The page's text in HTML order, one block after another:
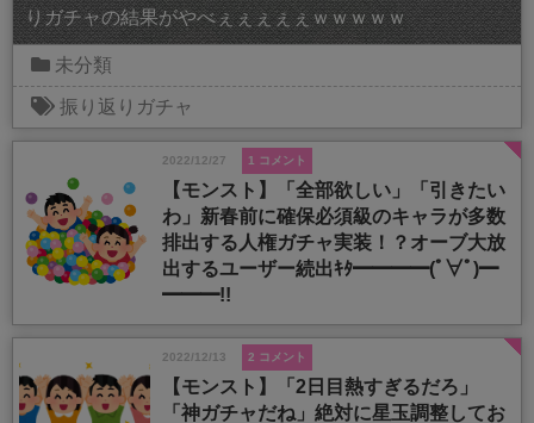
りガチャの結果がやべぇぇぇぇぇｗｗｗｗｗ
未分類
振り返りガチャ
2022/12/27 1 コメント
【モンスト】「全部欲しい」「引きたい
わ」新春前に確保必須級のキャラが多数
排出する人権ガチャ実装！？オーブ大放
出するユーザー続出ｷﾀ━━━━(ﾟ∀ﾟ)━
━━━!!
2022/12/13 2 コメント
【モンスト】「2日目熱すぎるだろ」
「神ガチャだね」絶対に星玉調整してお